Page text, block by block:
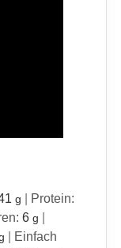
g
Protein:
6 g
Einfach